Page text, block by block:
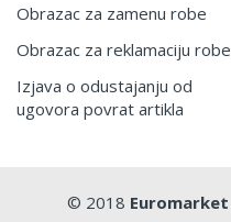
Obrazac za zamenu robe
Obrazac za reklamaciju robe
Izjava o odustajanju od
ugovora povrat artikla
© 2018 Euromarket